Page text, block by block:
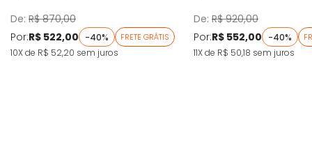
De: R$ 870,00
Por:R$ 522,00 -40% FRETE GRÁTIS
10X de R$ 52,20 sem juros
De: R$ 920,00
Por:R$ 552,00 -40%
11X de R$ 50,18 sem juros